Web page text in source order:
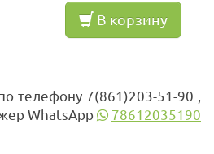
В корзину
телефону 7(861)203-51-90 ,
WhatsApp
78612035190